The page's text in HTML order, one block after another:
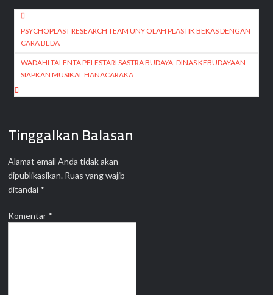
Navigasi
pos
PSYCHOPLAST RESEARCH TEAM UNY OLAH PLASTIK BEKAS DENGAN
CARA BEDA
WADAHI TALENTA PELESTARI SASTRA BUDAYA, DINAS KEBUDAYAAN
SIAPKAN MUSIKAL HANACARAKA
Tinggalkan Balasan
Alamat email Anda tidak akan
dipublikasikan. Ruas yang wajib
ditandai *
Komentar *